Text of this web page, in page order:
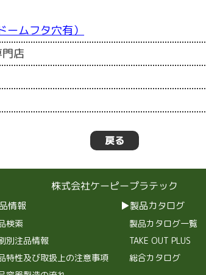
ームフタ穴有）
店
戻る
株式会社ケーピープラテック
情報
検索
別注品情報
特性及び取扱上の注意事項
製品カタログ
製品カタログ一覧
TAKE OUT PLUS
総合カタログ